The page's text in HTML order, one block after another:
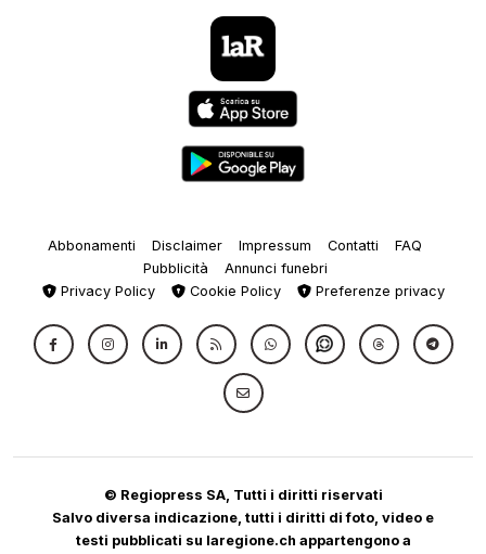
Abbonamenti Disclaimer Impressum Contatti
FAQ
Pubblicità
Annunci funebri
Privacy Policy
Cookie Policy Preferenze privacy
© Regiopress SA, Tutti i diritti riservati
Salvo diversa indicazione, tutti i diritti di foto, video e
testi pubblicati su laregione.ch appartengono a